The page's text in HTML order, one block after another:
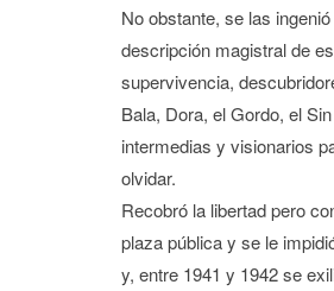
No obstante, se las
descripción magistral de
supervivencia,
Bala, Dora, el Gordo, el
intermedias y visionarios
olvidar.
Recobró la libertad pero
plaza pública y se le
y, entre 1941 y 1942 se